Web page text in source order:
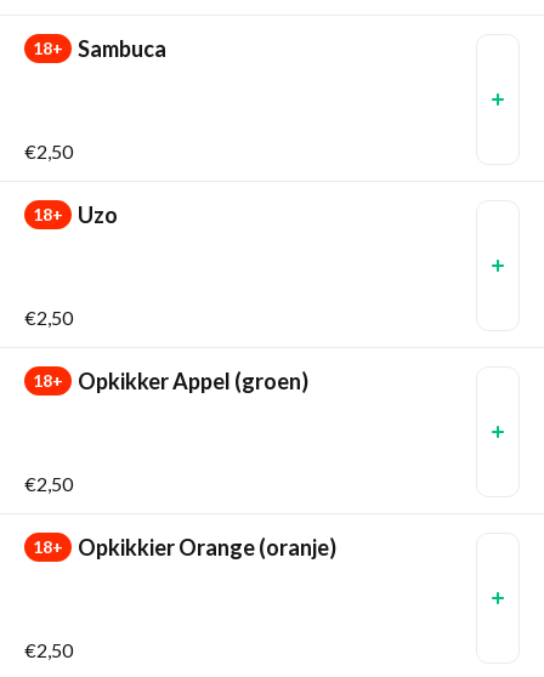
18+ Sambuca
€2,50
18+ Uzo
€2,50
18+ Opkikker Appel (groen)
€2,50
18+ Opkikkier Orange (oranje)
€2,50